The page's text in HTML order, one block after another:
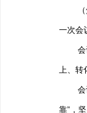
（
一次会
上、
靠”，